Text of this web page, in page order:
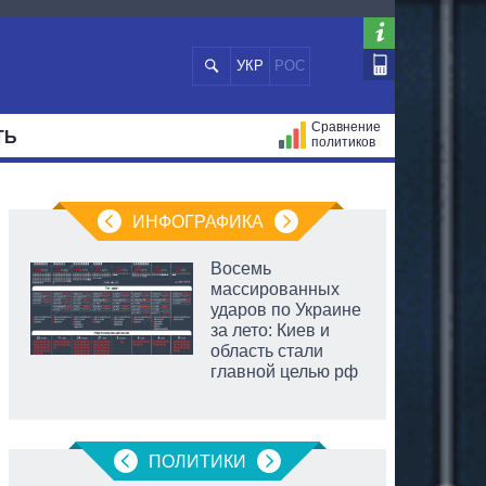
УКР РОС
Сравнение
политиков
ИНФОГРАФИКА
Восемь
массированных
ударов по Украине
за лето: Киев и
область стали
главной целью рф
ПОЛИТИКИ